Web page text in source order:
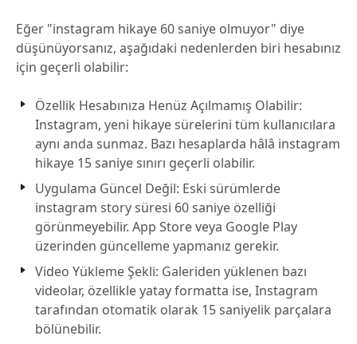
Eğer "instagram hikaye 60 saniye olmuyor" diye
düşünüyorsanız, aşağıdaki nedenlerden biri hesabınız
için geçerli olabilir:
Özellik Hesabınıza Henüz Açılmamış Olabilir:
Instagram, yeni hikaye sürelerini tüm kullanıcılara
aynı anda sunmaz. Bazı hesaplarda hâlâ instagram
hikaye 15 saniye sınırı geçerli olabilir.
Uygulama Güncel Değil: Eski sürümlerde
instagram story süresi 60 saniye özelliği
görünmeyebilir. App Store veya Google Play
üzerinden güncelleme yapmanız gerekir.
Video Yükleme Şekli: Galeriden yüklenen bazı
videolar, özellikle yatay formatta ise, Instagram
tarafından otomatik olarak 15 saniyelik parçalara
bölünebilir.